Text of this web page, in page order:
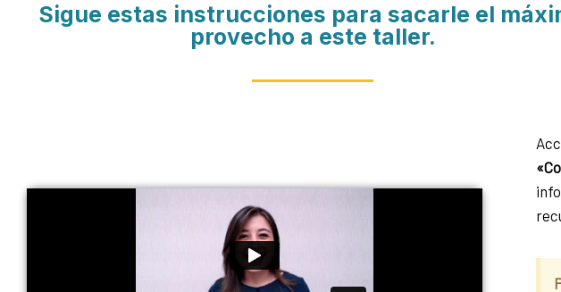
Sigue estas instrucciones para sacarle el
provecho a este taller.